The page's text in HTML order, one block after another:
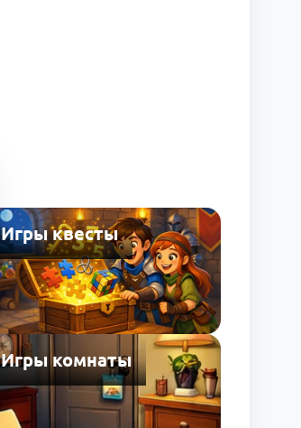
Игры квесты
Игры комнаты